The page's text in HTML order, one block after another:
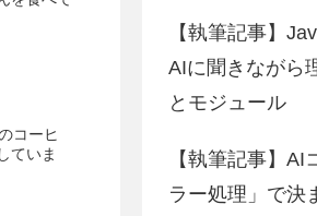
コーヒ
ていま
【執筆記事】
AIに聞きなが
とモジュール
【執筆記事】
ラー処理」で